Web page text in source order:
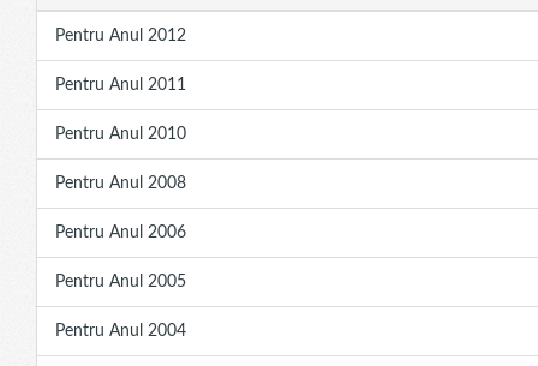
Pentru Anul 2012
Pentru Anul 2011
Pentru Anul 2010
Pentru Anul 2008
Pentru Anul 2006
Pentru Anul 2005
Pentru Anul 2004